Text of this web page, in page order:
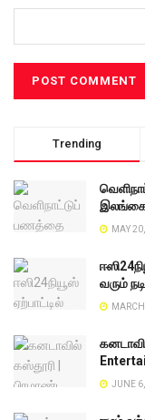
Trending
இலங்கை
MAY
வரும்
JUNE